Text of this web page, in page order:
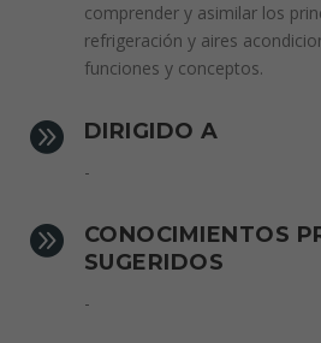
comprender y asimilar los
refrigeración y aires
funciones y conceptos.
 DIRIGIDO A
-

CONOCIMIENTOS
SUGERIDOS
-